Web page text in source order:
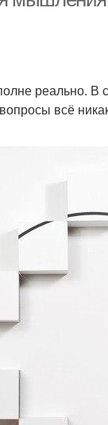
реально. В
всё